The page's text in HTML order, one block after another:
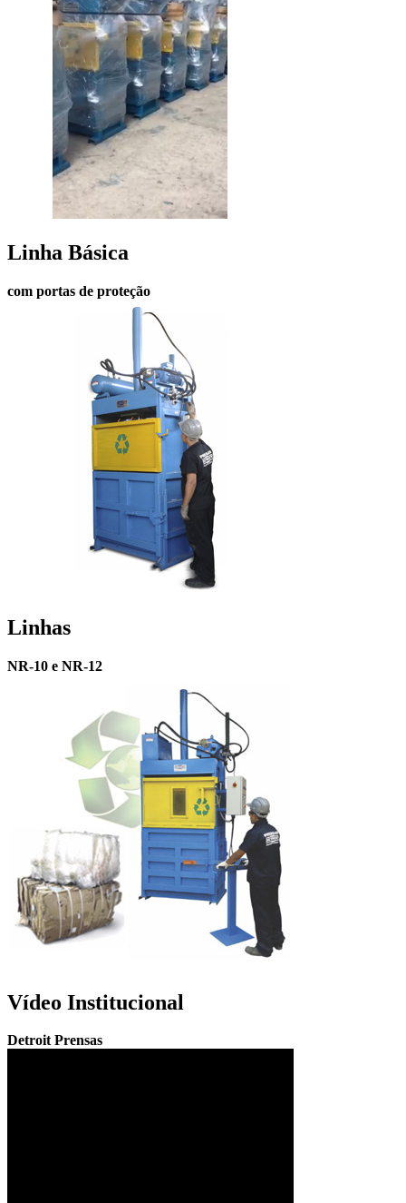
Linha Básica
com portas de proteção
Linhas
NR-10 e NR-12
Vídeo Institucional
Detroit Prensas